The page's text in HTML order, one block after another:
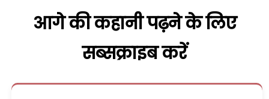
आगे की कहानी पढ़ने के लिए
सब्सक्राइब करें